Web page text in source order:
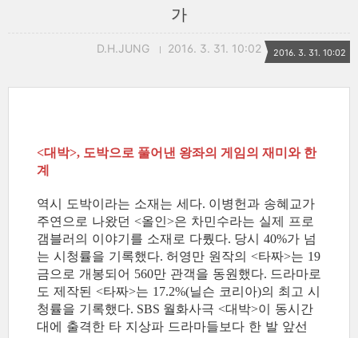
가
D.H.JUNG 2016. 3. 31. 10:02 2016. 3. 31. 10:02
<대박>, 도박으로 풀어낸 왕좌의 게임의 재미와 한
계
역시 도박이라는 소재는 세다. 이병헌과 송혜교가
주연으로 나왔던 <올인>은 차민수라는 실제 프로
갬블러의 이야기를 소재로 다뤘다. 당시 40%가 넘
는 시청률을 기록했다. 허영만 원작의 <타짜>는 19
금으로 개봉되어 560만 관객을 동원했다. 드라마로
도 제작된 <타짜>는 17.2%(닐슨 코리아)의 최고 시
청률을 기록했다. SBS 월화사극 <대박>이 동시간
대에 출격한 타 지상파 드라마들보다 한 발 앞선